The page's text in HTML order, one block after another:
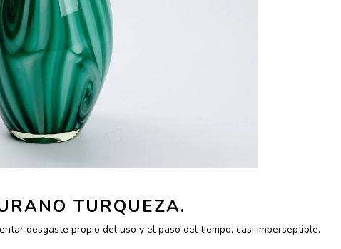
TURQUEZA.
desgaste propio del uso y el paso del tiempo, casi imperseptible.